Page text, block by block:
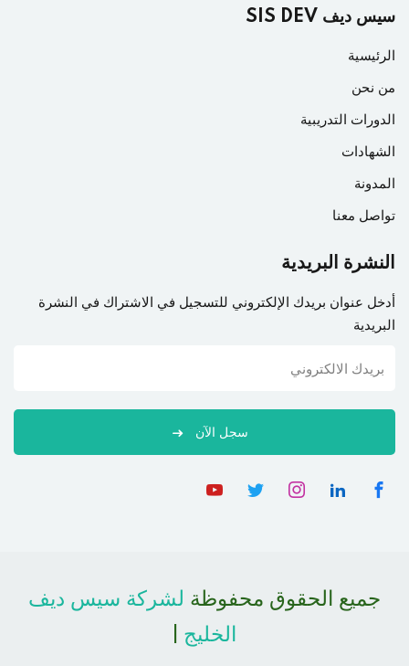
سيس ديف SIS DEV
الرئيسية
من نحن
الدورات التدريبية
الشهادات
المدونة
تواصل معنا
النشرة البريدية
أدخل عنوان بريدك الإلكتروني للتسجيل في الاشتراك في النشرة
البريدية
سجل الآن
جميع الحقوق محفوظة لشركة سيس ديف
الخليج |